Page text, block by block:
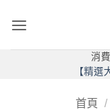
消
【精選
首頁 /